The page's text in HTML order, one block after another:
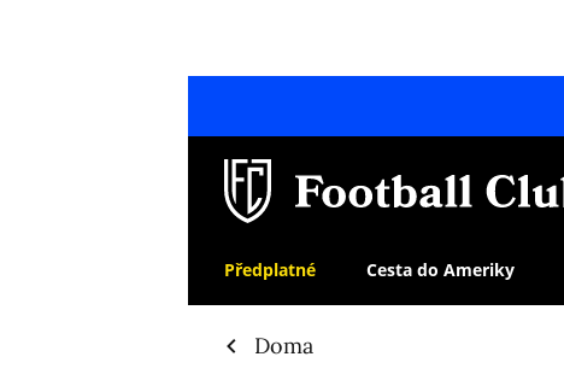
Předplatné Cesta do Ameriky
Doma